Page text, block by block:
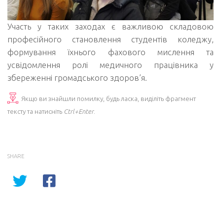
Участь у таких заходах є важливою складовою
професійного становлення студентів коледжу,
формування їхнього фахового мислення та
усвідомлення ролі медичного працівника у
збереженні громадського здоров’я.
Якщо ви знайшли помилку, будь ласка, виділіть фрагмент
тексту та натисніть Ctrl+Enter.
SHARE